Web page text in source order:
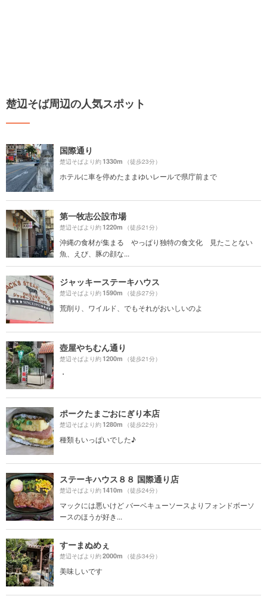
楚辺そば周辺の人気スポット
国際通り
楚辺そばより約1330m （徒歩23分）
ホテルに車を停めたままゆいレールで県庁前まで
第一牧志公設市場
楚辺そばより約1220m （徒歩21分）
沖縄の食材が集まる やっぱり独特の食文化 見たことない
魚、えび、豚の顔な...
ジャッキーステーキハウス
楚辺そばより約1590m （徒歩27分）
荒削り、ワイルド、でもそれがおいしいのよ
壺屋やちむん通り
楚辺そばより約1200m （徒歩21分）
・
ポークたまごおにぎり本店
楚辺そばより約1280m （徒歩22分）
種類もいっぱいでした♪
ステーキハウス８８ 国際通り店
楚辺そばより約1410m （徒歩24分）
マックには悪いけど バーベキューソースよりフォンドボーソ
ースのほうが好き...
すーまぬめぇ
楚辺そばより約2000m （徒歩34分）
美味しいです